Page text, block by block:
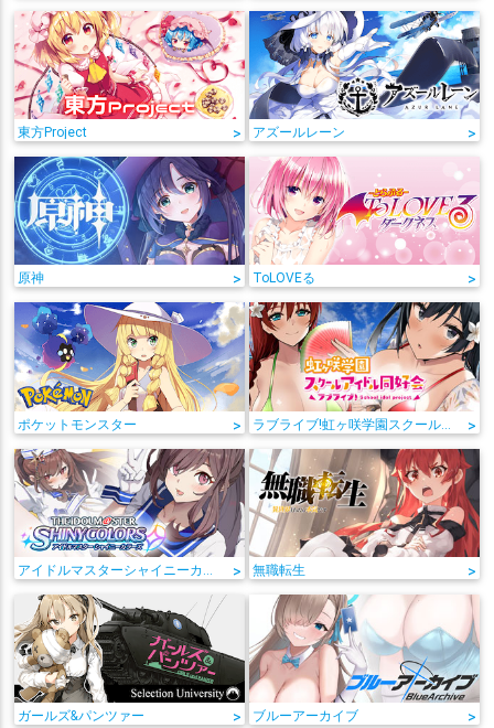
東方Project > アズールレーン >
原神 > ToLOVEる >
ポケットモンスター > >
> 無職転生 >
ガールズ&パンツァー > ブルーアーカイブ >